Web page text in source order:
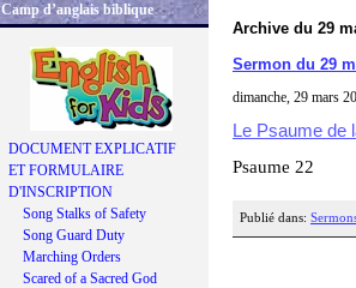
Camp d’anglais biblique
DOCUMENT EXPLICATIF
ET FORMULAIRE
D'INSCRIPTION
Song Stalks of Safety
Song Guard Duty
Marching Orders
Scared of a Sacred God
Archive du 29
Sermon du 29
dimanche, 29 mars
Le Psaume de
Psaume 22
Publié dans: